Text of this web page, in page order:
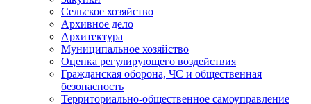
Сельское хозяйство
Архивное дело
Архитектура
Муниципальное хозяйство
Оценка регулирующего воздействия
Гражданская оборона, ЧС и общественная
безопасность
Территориально-общественное самоуправление